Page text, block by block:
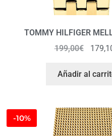
TOMMY HILFIGER
199,00€
Añadir al
-10%